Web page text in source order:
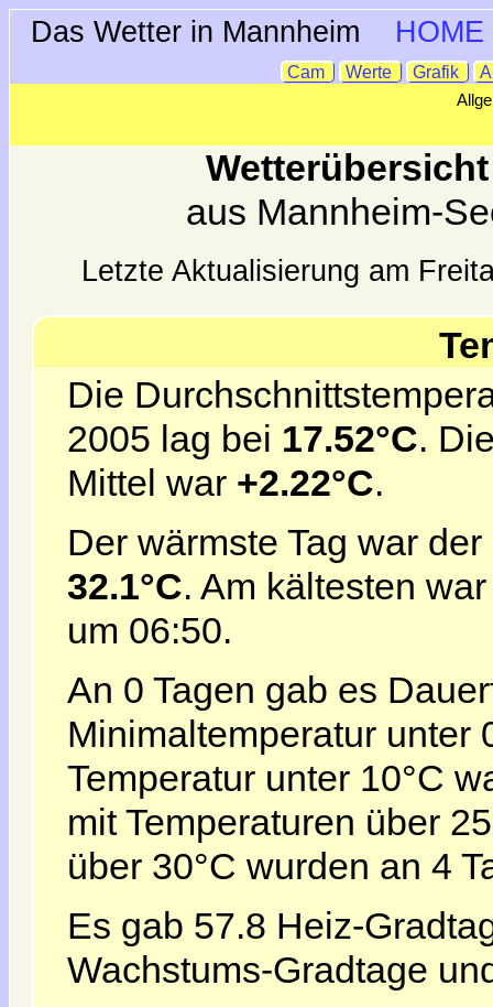
Das Wetter in Mannheim HOME
Cam Werte Grafik
aus Mannheim-
Letzte Aktualisierung am
Die
2005 lag bei 17.52°C.
Mittel war +2.22°C.
Der wärmste Tag war der
32.1°C. Am kältesten
um 06:50.
An 0 Tagen gab es
Minimaltemperatur unter
Temperatur unter 10°C
mit Temperaturen über
über 30°C wurden an 4
Es gab 57.8 Heiz-
Wachstums-Gradtage